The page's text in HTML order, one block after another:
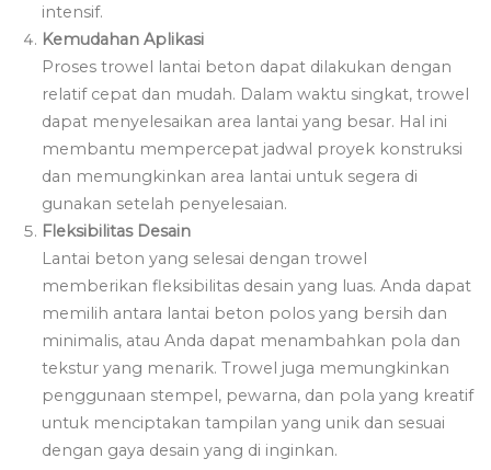
intensif.
Kemudahan Aplikasi
Proses trowel lantai beton dapat dilakukan dengan
relatif cepat dan mudah. Dalam waktu singkat, trowel
dapat menyelesaikan area lantai yang besar. Hal ini
membantu mempercepat jadwal proyek konstruksi
dan memungkinkan area lantai untuk segera di
gunakan setelah penyelesaian.
Fleksibilitas Desain
Lantai beton yang selesai dengan trowel
memberikan fleksibilitas desain yang luas. Anda dapat
memilih antara lantai beton polos yang bersih dan
minimalis, atau Anda dapat menambahkan pola dan
tekstur yang menarik. Trowel juga memungkinkan
penggunaan stempel, pewarna, dan pola yang kreatif
untuk menciptakan tampilan yang unik dan sesuai
dengan gaya desain yang di inginkan.